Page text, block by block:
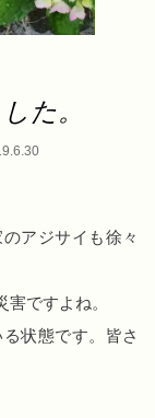
た。
アジサイも徐々
ですよね。
状態です。皆さ